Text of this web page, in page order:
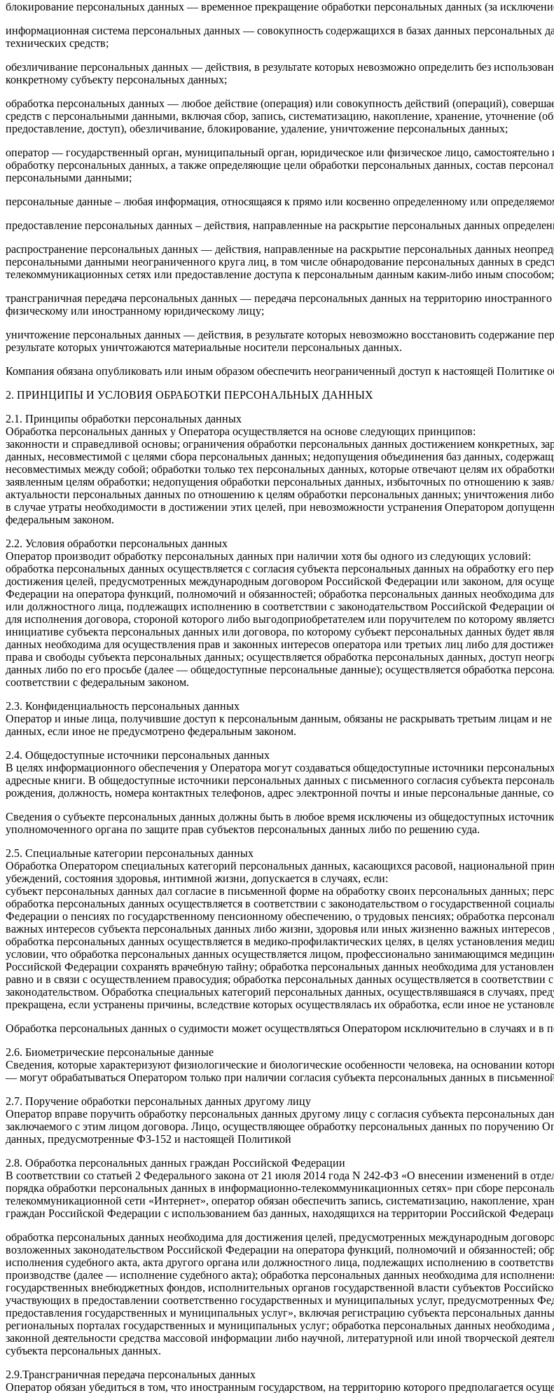
блокирование персональных данных — временное прекращение обработки персональных данных (за
информационная система персональных данных — совокупность содержащихся в базах данных
технических средств;
обезличивание персональных данных — действия, в результате которых невозможно определить без
конкретному субъекту персональных данных;
обработка персональных данных — любое действие (операция) или совокупность действий (операций),
средств с персональными данными, включая сбор, запись, систематизацию, накопление, хранение, уточнение
предоставление, доступ), обезличивание, блокирование, удаление, уничтожение персональных данных;
оператор — государственный орган, муниципальный орган, юридическое или физическое лицо,
обработку персональных данных, а также определяющие цели обработки персональных данных, состав
персональными данными;
персональные данные – любая информация, относящаяся к прямо или косвенно определенному или
предоставление персональных данных – действия, направленные на раскрытие персональных данных
распространение персональных данных — действия, направленные на раскрытие персональных данных
персональными данными неограниченного круга лиц, в том числе обнародование персональных данных в
телекоммуникационных сетях или предоставление доступа к персональным данным каким-либо иным способом;
трансграничная передача персональных данных — передача персональных данных на территорию иностранного
физическому или иностранному юридическому лицу;
уничтожение персональных данных — действия, в результате которых невозможно восстановить содержание
результате которых уничтожаются материальные носители персональных данных.
Компания обязана опубликовать или иным образом обеспечить неограниченный доступ к настоящей Политике
2. ПРИНЦИПЫ И УСЛОВИЯ ОБРАБОТКИ ПЕРСОНАЛЬНЫХ ДАННЫХ
2.1. Принципы обработки персональных данных
Обработка персональных данных у Оператора осуществляется на основе следующих принципов:
законности и справедливой основы; ограничения обработки персональных данных достижением конкретных,
данных, несовместимой с целями сбора персональных данных; недопущения объединения баз данных,
несовместимых между собой; обработки только тех персональных данных, которые отвечают целям их
заявленным целям обработки; недопущения обработки персональных данных, избыточных по отношению к
актуальности персональных данных по отношению к целям обработки персональных данных; уничтожения
в случае утраты необходимости в достижении этих целей, при невозможности устранения Оператором
федеральным законом.
2.2. Условия обработки персональных данных
Оператор производит обработку персональных данных при наличии хотя бы одного из следующих условий:
обработка персональных данных осуществляется с согласия субъекта персональных данных на обработку его
достижения целей, предусмотренных международным договором Российской Федерации или законом, для
Федерации на оператора функций, полномочий и обязанностей; обработка персональных данных необходима
или должностного лица, подлежащих исполнению в соответствии с законодательством Российской Федерации
для исполнения договора, стороной которого либо выгодоприобретателем или поручителем по которому
инициативе субъекта персональных данных или договора, по которому субъект персональных данных будет
данных необходима для осуществления прав и законных интересов оператора или третьих лиц либо для
права и свободы субъекта персональных данных; осуществляется обработка персональных данных, доступ
данных либо по его просьбе (далее — общедоступные персональные данные); осуществляется обработка
соответствии с федеральным законом.
2.3. Конфиденциальность персональных данных
Оператор и иные лица, получившие доступ к персональным данным, обязаны не раскрывать третьим лицам и не
данных, если иное не предусмотрено федеральным законом.
2.4. Общедоступные источники персональных данных
В целях информационного обеспечения у Оператора могут создаваться общедоступные источники
адресные книги. В общедоступные источники персональных данных с письменного согласия субъекта
рождения, должность, номера контактных телефонов, адрес электронной почты и иные персональные данные,
Сведения о субъекте персональных данных должны быть в любое время исключены из общедоступных
уполномоченного органа по защите прав субъектов персональных данных либо по решению суда.
2.5. Специальные категории персональных данных
Обработка Оператором специальных категорий персональных данных, касающихся расовой, национальной
убеждений, состояния здоровья, интимной жизни, допускается в случаях, если:
субъект персональных данных дал согласие в письменной форме на обработку своих персональных данных;
обработка персональных данных осуществляется в соответствии с законодательством о государственной
Федерации о пенсиях по государственному пенсионному обеспечению, о трудовых пенсиях; обработка
важных интересов субъекта персональных данных либо жизни, здоровья или иных жизненно важных
обработка персональных данных осуществляется в медико-профилактических целях, в целях установления
условии, что обработка персональных данных осуществляется лицом, профессионально занимающимся
Российской Федерации сохранять врачебную тайну; обработка персональных данных необходима для
равно и в связи с осуществлением правосудия; обработка персональных данных осуществляется в соответствии
законодательством. Обработка специальных категорий персональных данных, осуществлявшаяся в случаях,
прекращена, если устранены причины, вследствие которых осуществлялась их обработка, если иное не
Обработка персональных данных о судимости может осуществляться Оператором исключительно в случаях и в
2.6. Биометрические персональные данные
Сведения, которые характеризуют физиологические и биологические особенности человека, на основании
— могут обрабатываться Оператором только при наличии согласия субъекта персональных данных в
2.7. Поручение обработки персональных данных другому лицу
Оператор вправе поручить обработку персональных данных другому лицу с согласия субъекта персональных
заключаемого с этим лицом договора. Лицо, осуществляющее обработку персональных данных по поручению
данных, предусмотренные ФЗ-152 и настоящей Политикой
2.8. Обработка персональных данных граждан Российской Федерации
В соответствии со статьей 2 Федерального закона от 21 июля 2014 года N 242-ФЗ «О внесении изменений в
порядка обработки персональных данных в информационно-телекоммуникационных сетях» при сборе
телекоммуникационной сети «Интернет», оператор обязан обеспечить запись, систематизацию, накопление,
граждан Российской Федерации с использованием баз данных, находящихся на территории Российской
обработка персональных данных необходима для достижения целей, предусмотренных международным
возложенных законодательством Российской Федерации на оператора функций, полномочий и обязанностей;
исполнения судебного акта, акта другого органа или должностного лица, подлежащих исполнению в
производстве (далее — исполнение судебного акта); обработка персональных данных необходима для
государственных внебюджетных фондов, исполнительных органов государственной власти субъектов
участвующих в предоставлении соответственно государственных и муниципальных услуг, предусмотренных
предоставления государственных и муниципальных услуг», включая регистрацию субъекта персональных
региональных порталах государственных и муниципальных услуг; обработка персональных данных
законной деятельности средства массовой информации либо научной, литературной или иной творческой
субъекта персональных данных.
2.9.Трансграничная передача персональных данных
Оператор обязан убедиться в том, что иностранным государством, на территорию которого предполагается